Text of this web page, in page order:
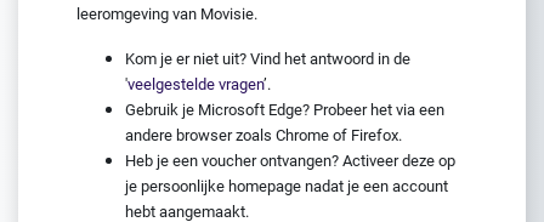
leeromgeving van Movisie.
Kom je er niet uit? Vind het antwoord in de
'veelgestelde vragen’.
Gebruik je Microsoft Edge? Probeer het via een
andere browser zoals Chrome of Firefox.
Heb je een voucher ontvangen? Activeer deze op
je persoonlijke homepage nadat je een account
hebt aangemaakt.